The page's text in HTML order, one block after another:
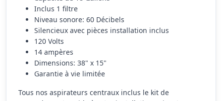
Inclus 1 filtre
Niveau sonore: 60 Décibels
Silencieux avec pièces installation inclus
120 Volts
14 ampères
Dimensions: 38" x 15"
Garantie à vie limitée
Tous nos aspirateurs centraux inclus le kit de